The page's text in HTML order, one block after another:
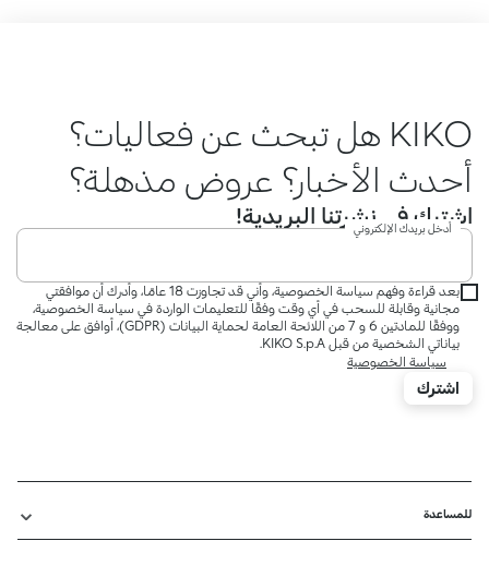
KIKO هل تبحث عن فعاليات؟
أحدث الأخبار؟ عروض مذهلة؟
اشترك في نشرتنا البريدية!
أدخل بريدك الإلكتروني
بعد قراءة وفهم سياسة الخصوصية، وأني قد تجاوزت 18 عامًا، وأدرك أن موافقتي
مجانية وقابلة للسحب في أي وقت وفقًا للتعليمات الواردة في سياسة الخصوصية،
ووفقًا للمادتين 6 و 7 من اللائحة العامة لحماية البيانات (GDPR)، أوافق على معالجة
بياناتي الشخصية من قبل KIKO S.p.A.
سياسة الخصوصية
اشترك
للمساعدة